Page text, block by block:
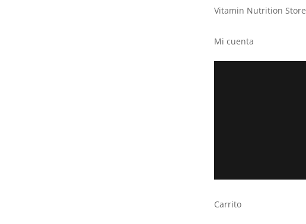
Vitamin Nutrition Store
Mi cuenta
Carrito